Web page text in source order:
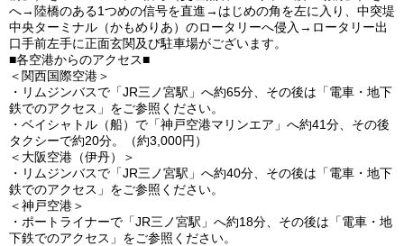
へ→陸橋のある1つめの信号を直進→はじめの角を左に入り、中突堤
中央ターミナル（かもめりあ）のロータリーへ侵入→ロータリー出
口手前左手に正面玄関及び駐車場がございます。
■各空港からのアクセス■
＜関西国際空港＞
・リムジンバスで「JR三ノ宮駅」へ約65分、その後は「電車・地下
鉄でのアクセス」をご参照ください。
・ベイシャトル（船）で「神戸空港マリンエア」へ約41分、その後
タクシーで約20分。（約3,000円）
＜大阪空港（伊丹）＞
・リムジンバスで「JR三ノ宮駅」へ約40分、その後は「電車・地下
鉄でのアクセス」をご参照ください。
＜神戸空港＞
・ポートライナーで「JR三ノ宮駅」へ約18分、その後は「電車・地
下鉄でのアクセス」をご参照ください。